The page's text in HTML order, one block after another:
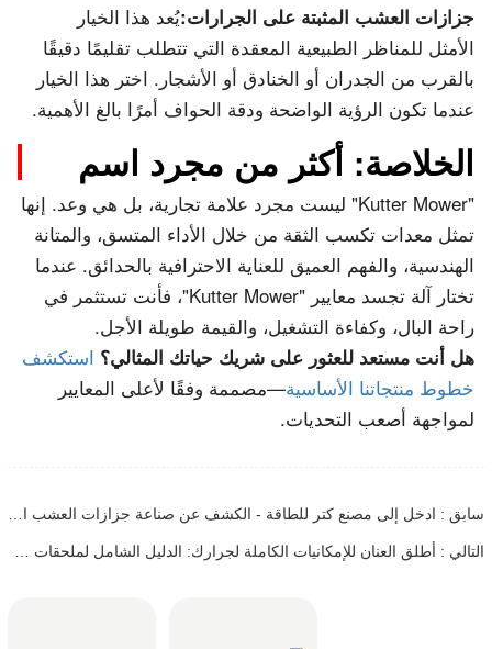
جزازات العشب المثبتة على الجرارات:يُعد هذا الخيار
الأمثل للمناظر الطبيعية المعقدة التي تتطلب تقليمًا دقيقًا
بالقرب من الجدران أو الخنادق أو الأشجار. اختر هذا الخيار
عندما تكون الرؤية الواضحة ودقة الحواف أمرًا بالغ الأهمية.
الخلاصة: أكثر من مجرد اسم
"Kutter Mower" ليست مجرد علامة تجارية، بل هي وعد. إنها
تمثل معدات تكسب الثقة من خلال الأداء المتسق، والمتانة
الهندسية، والفهم العميق للعناية الاحترافية بالحدائق. عندما
تختار آلة تجسد معايير "Kutter Mower"، فأنت تستثمر في
راحة البال، وكفاءة التشغيل، والقيمة طويلة الأجل.
هل أنت مستعد للعثور على شريك حياتك المثالي؟ استكشف
خطوط منتجاتنا الأساسية—مصممة وفقًا لأعلى المعايير
لمواجهة أصعب التحديات.